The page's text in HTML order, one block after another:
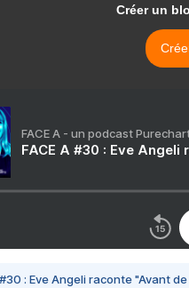
Créer un
FACE A - un podcast
FACE A #30 : Eve
#30 : Eve Angeli raconte "Avant